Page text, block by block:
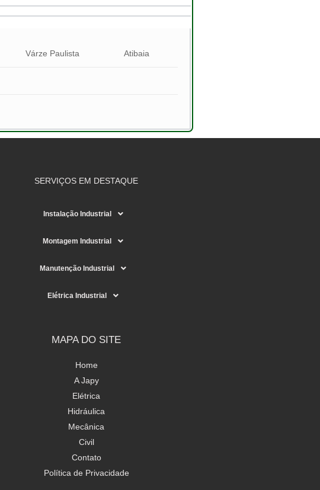
Várze Paulista Atibaia
SERVIÇOS EM DESTAQUE
Instalação Industrial
Montagem Industrial
Manutenção Industrial
Elétrica Industrial
MAPA DO SITE
Home
A Japy
Elétrica
Hidráulica
Mecânica
Civil
Contato
Política de Privacidade